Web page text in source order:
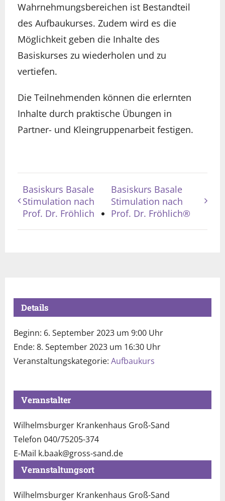
Wahrnehmungsbereichen ist Bestandteil
des Aufbaukurses. Zudem wird es die
Möglichkeit geben die Inhalte des
Basiskurses zu wiederholen und zu
vertiefen.
Die Teilnehmenden können die erlernten
Inhalte durch praktische Übungen in
Partner- und Kleingruppenarbeit festigen.
Basiskurs Basale
Stimulation nach
Prof. Dr. Fröhlich
Basiskurs Basale
Stimulation nach
Prof. Dr. Fröhlich®
Details
Beginn: 6. September 2023 um 9:00 Uhr
Ende: 8. September 2023 um 16:30 Uhr
Veranstaltungskategorie: Aufbaukurs
Veranstaltungsort
Wilhelmsburger Krankenhaus Groß-Sand
Veranstalter
Wilhelmsburger Krankenhaus Groß-Sand
Telefon040/75205-374
E-Mail k.baak@gross-sand.de